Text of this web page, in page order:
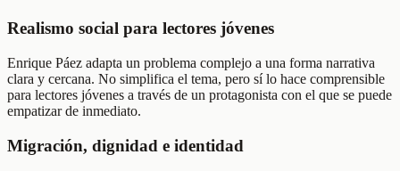
Realismo social para lectores jóvenes
Enrique Páez adapta un problema complejo a una forma narrativa
clara y cercana. No simplifica el tema, pero sí lo hace comprensible
para lectores jóvenes a través de un protagonista con el que se puede
empatizar de inmediato.
Migración, dignidad e identidad